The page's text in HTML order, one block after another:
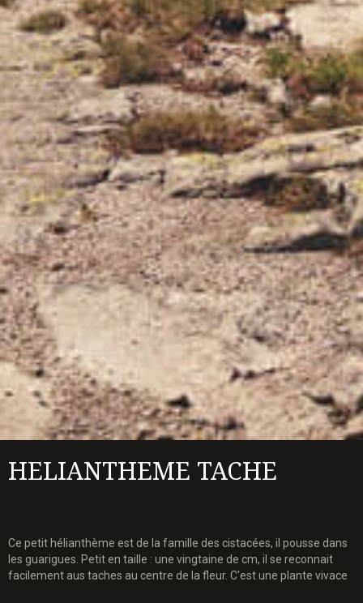
HELIANTHEME TACHE
Ce petit hélianthème est de la famille des cistacées, il pousse dans
les guarigues. Petit en taille : une vingtaine de cm, il se reconnait
facilement aus taches au centre de la fleur. C'est une plante vivace